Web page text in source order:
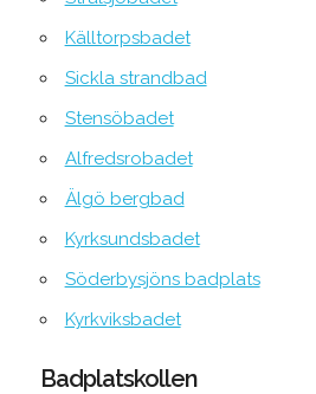
Källtorpsbadet
Sickla strandbad
Stensöbadet
Alfredsrobadet
Älgö bergbad
Kyrksundsbadet
Söderbysjöns badplats
Kyrkviksbadet
Badplatskollen